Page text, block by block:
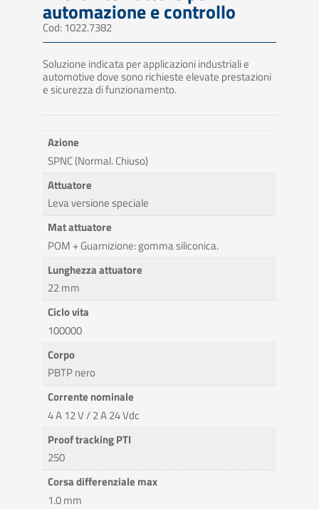
automazione e controllo
Cod: 1022.7382
Soluzione indicata per applicazioni industriali e
automotive dove sono richieste elevate prestazioni
e sicurezza di funzionamento.
Azione
SPNC (Normal. Chiuso)
Attuatore
Leva versione speciale
Mat attuatore
POM + Guarnizione: gomma siliconica.
Lunghezza attuatore
22 mm
Ciclo vita
100000
Corpo
PBTP nero
Corrente nominale
4 A 12 V / 2 A 24 Vdc
Proof tracking PTI
250
Corsa differenziale max
1.0 mm